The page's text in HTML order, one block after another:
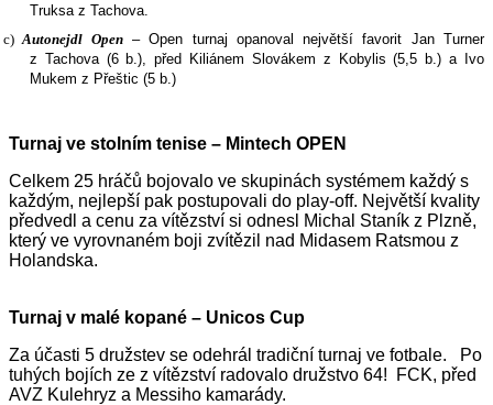
Truksa z Tachova.
c) Autonejdl Open– Open turnaj opanoval největší favorit Jan Turner
z Tachova (6 b.), před Kiliánem Slovákem z Kobylis (5,5 b.) a Ivo
Mukem z Přeštic (5 b.)
Turnaj ve stolním tenise – Mintech OPEN
Celkem 25 hráčů bojovalo ve skupinách systémem každý s
každým, nejlepší pak postupovali do play-off. Největší kvality
předvedl a cenu za vítězství si odnesl Michal Staník z Plzně,
který ve vyrovnaném boji zvítězil nad Midasem Ratsmou z
Holandska.
Turnaj v malé kopané – Unicos Cup
Za účasti 5 družstev se odehrál tradiční turnaj ve fotbale. Po
tuhých bojích ze z vítězství radovalo družstvo 64! FCK, před
AVZ Kulehryz a Messiho kamarády.